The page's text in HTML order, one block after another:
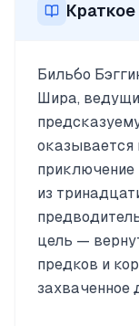
Бильбо
Шира,
оказывается
из
цель —
предков и
захваченное